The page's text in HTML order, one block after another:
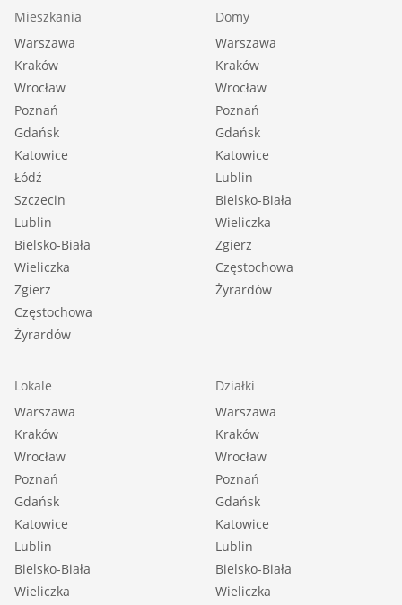
Mieszkania
Warszawa
Kraków
Wrocław
Poznań
Gdańsk
Katowice
Łódź
Szczecin
Lublin
Bielsko-Biała
Wieliczka
Zgierz
Częstochowa
Żyrardów
Domy
Warszawa
Kraków
Wrocław
Poznań
Gdańsk
Katowice
Lublin
Bielsko-Biała
Wieliczka
Zgierz
Częstochowa
Żyrardów
Lokale
Warszawa
Kraków
Wrocław
Poznań
Gdańsk
Katowice
Lublin
Bielsko-Biała
Wieliczka
Działki
Warszawa
Kraków
Wrocław
Poznań
Gdańsk
Katowice
Lublin
Bielsko-Biała
Wieliczka